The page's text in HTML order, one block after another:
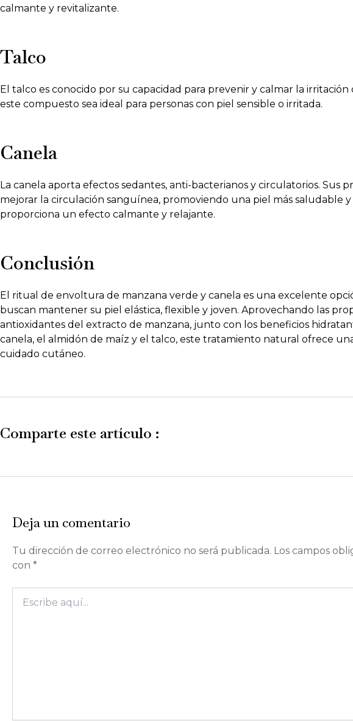
calmante y revitalizante.
Talco
El talco es conocido por su capacidad para prevenir y calmar la
este compuesto sea ideal para personas con piel sensible o irritada.
Canela
La canela aporta efectos sedantes, anti-bacterianos y circulatorios. Sus
mejorar la circulación sanguínea, promoviendo una piel más saludable
proporciona un efecto calmante y relajante.
Conclusión
El ritual de envoltura de manzana verde y canela es una excelente
buscan mantener su piel elástica, flexible y joven. Aprovechando las
antioxidantes del extracto de manzana, junto con los beneficios
canela, el almidón de maíz y el talco, este tratamiento natural ofrece
cuidado cutáneo.
Comparte este artículo :
Deja un comentario
Tu dirección de correo electrónico no será publicada. Los campos
con *
aquí...